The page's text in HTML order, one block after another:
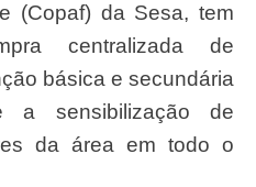
(Copaf) da Sesa, tem
centralizada de
básica e secundária
a sensibilização de
da área em todo o